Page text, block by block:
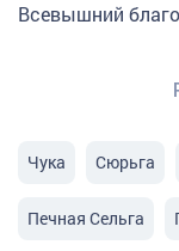
Всевышний
Чука Сюрьга
Печная Сельга